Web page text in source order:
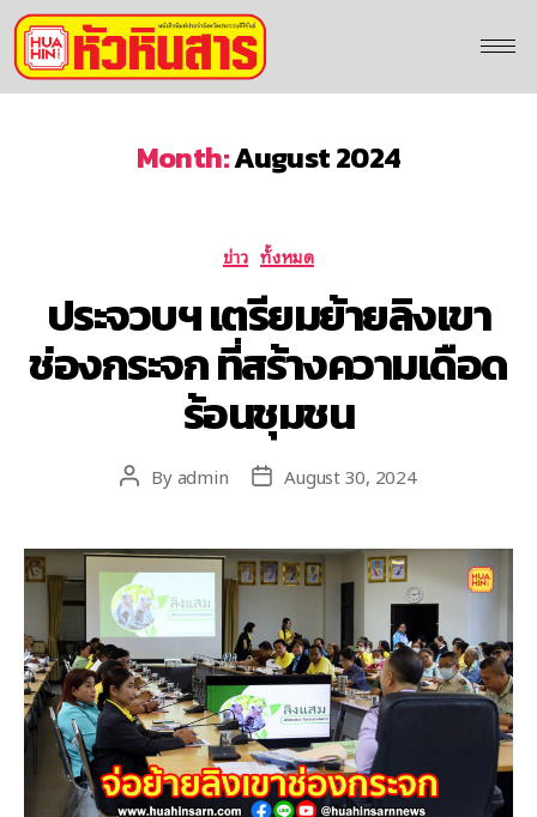
Month:August 2024
ข่าว ทั้งหมด
ประจวบฯ เตรียมย้ายลิงเขา
ช่องกระจก ที่สร้างความเดือด
ร้อนชุมชน
Byadmin August 30, 2024